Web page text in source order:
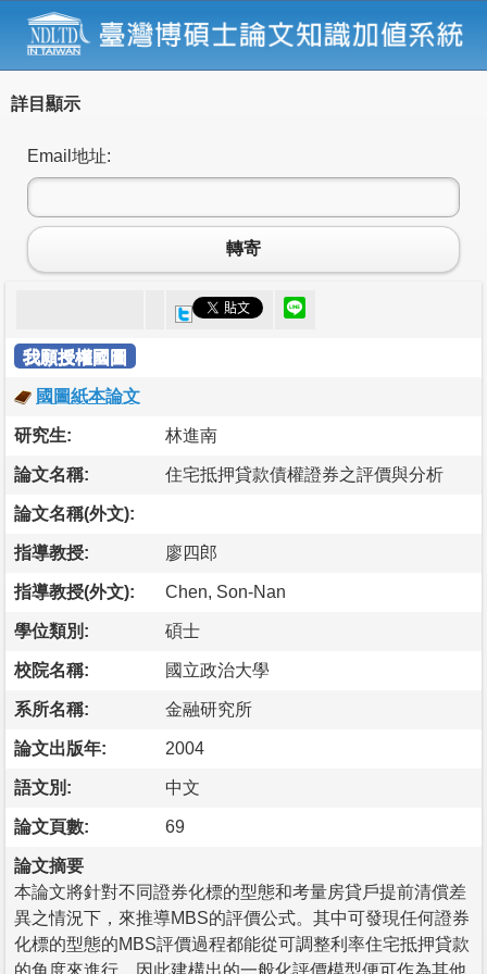
詳目顯示
Email地址:
轉寄
我願授權國圖
國圖紙本論文
研究生: 林進南
論文名稱: 住宅抵押貸款債權證券之評價與分析
論文名稱(外文):
指導教授: 廖四郎
指導教授(外文): Chen, Son-Nan
學位類別: 碩士
校院名稱: 國立政治大學
系所名稱: 金融研究所
論文出版年: 2004
語文別: 中文
論文頁數: 69
論文摘要
本論文將針對不同證券化標的型態和考量房貸戶提前清償差
異之情況下，來推導MBS的評價公式。其中可發現任何證券
化標的型態的MBS評價過程都能從可調整利率住宅抵押貸款
的角度來進行，因此建構出的一般化評價模型便可作為其他